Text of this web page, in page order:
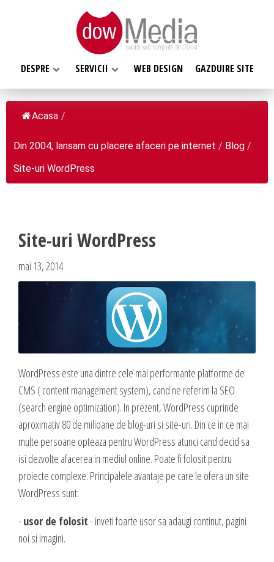
DESPRE SERVICII WEB DESIGN GAZDUIRE SITE
DESPRE NOI
Despre noi
Clientii nostri
Blog
Daca te gandesti la o afacere online, ai o idee geniala,
noi te ajutam sa o pui in practica, sa o dezvolti,
oferindu-ti servicii web complete.
Experienta acumulata de-a lungul anilor in care ne-am dezvoltat cot la
cot cu internetul am dezvoltat sute de site-uri cu cele mai variate
profiluri, ne-a oferit un simt fin in ceea ce priveste lansarea si
dezvoltarea unei afaceri online, asa ca, odata ce ne prezinti ideea si
viziunea ta, putem sa dezvoltam, sa sugeram imbunatatiri, sa
propunem detalii care probabil ti-au scapat, sa cream un plus de
SERVICII WEB
Web design
Programare web
Software la comanda
Administrare si Mentenanta Site
Implementare plata card
Servicii backup
SMS gateway
GAZDUIRE & DOMENII
Inregistrari, Rezervari domenii
Gazduire Web (web site + email)
Gazduire eMail (doar email)
Servere VPS
Administrare server
Acasa /
Din 2004, lansam cu placere afaceri pe internet / Blog /
Site-uri WordPress
Site-uri WordPress
mai 13, 2014
WordPress este una dintre cele mai performante platforme de
CMS ( content management system), cand ne referim la SEO
(search engine optimization). In prezent, WordPress cuprinde
aproximativ 80 de milioane de blog-uri si site-uri. Din ce in ce mai
multe persoane opteaza pentru WordPress atunci cand decid sa
isi dezvolte afacerea in mediul online. Poate fi folosit pentru
proiecte complexe. Principalele avantaje pe care le ofera un site
WordPress sunt:
- usor de folosit- inveti foarte usor sa adaugi continut, pagini
noi si imagini.